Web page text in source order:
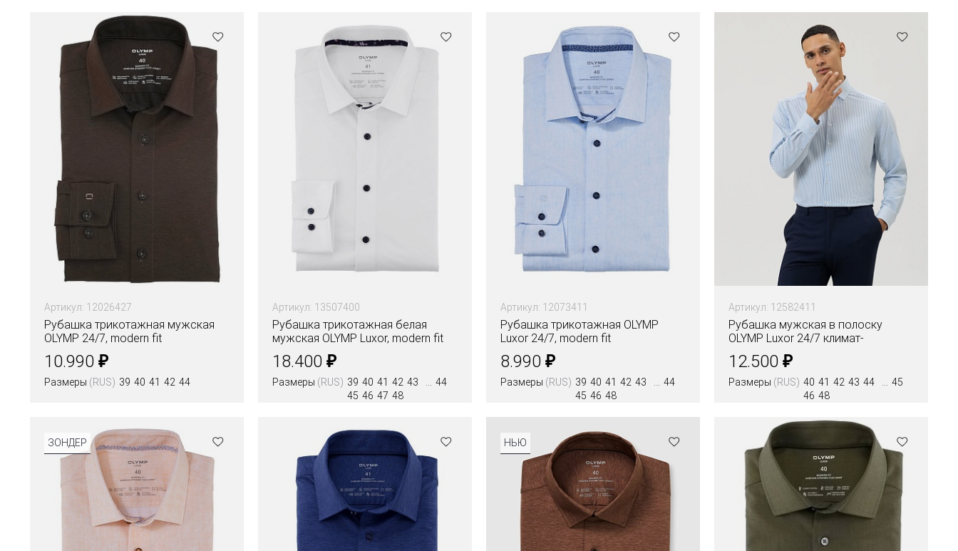
Цвета
Артикул: 12026427
Рубашка трикотажная мужская
OLYMP 24/7, modern fit
10.990 ₽
Размеры (RUS) 39 40 41 42 44
Артикул: 13507400
Рубашка трикотажная белая
мужская OLYMP Luxor, modern fit
18.400 ₽
Размеры (RUS) 39 40 41 42 43
44
45 46 47 48
Артикул: 12073411
Рубашка трикотажная OLYMP
Luxor 24/7, modern fit
8.990 ₽
Размеры (RUS) 39 40 41 42 43
44
45 46 48
Цвета
Артикул: 12582411
Рубашка мужская в полоску
OLYMP Luxor 24/7 климат-
контроль, modern fit
12.500 ₽
Размеры (RUS) 40 41 42 43 44
45
46 48
ЗОНДЕР НЬЮ